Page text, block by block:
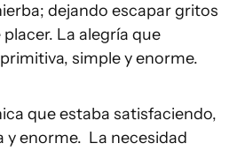
dejando escapar gritos
La alegría que
simple y enorme.
que estaba satisfaciendo,
y enorme. La necesidad